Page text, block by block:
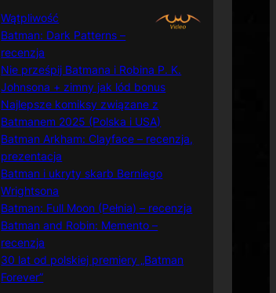
Wątpliwość
Batman: Dark Patterns –
recenzja
Nie prześpij Batmana i Robina P. K.
Johnsona + zimny jak lód bonus
Najlepsze komiksy związane z
Batmanem 2025 (Polska i USA)
Batman Arkham: Clayface – recenzja,
prezentacja
Batman i ukryty skarb Berniego
Wrightsona
Batman: Full Moon (Pełnia) – recenzja
Batman and Robin: Memento –
recenzja
30 lat od polskiej premiery „Batman
Forever”